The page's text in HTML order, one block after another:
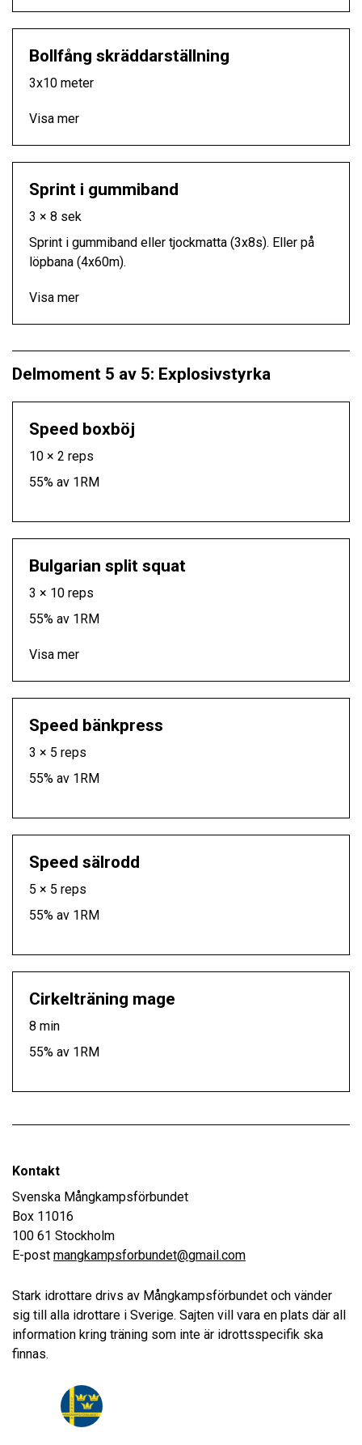
Bollfång skräddarställning
3x10 meter
Visa mer
Sprint i gummiband
3 × 8 sek
Sprint i gummiband eller tjockmatta (3x8s). Eller på
löpbana (4x60m).
Visa mer
Delmoment 5 av 5: Explosivstyrka
Speed boxböj
10 × 2 reps
55% av 1RM
Bulgarian split squat
3 × 10 reps
55% av 1RM
Visa mer
Speed bänkpress
3 × 5 reps
55% av 1RM
Speed sälrodd
5 × 5 reps
55% av 1RM
Cirkelträning mage
8 min
55% av 1RM
Kontakt
Svenska Mångkampsförbundet
Box 11016
100 61 Stockholm
E-post mangkampsforbundet@gmail.com
Stark idrottare drivs av Mångkampsförbundet och vänder
sig till alla idrottare i Sverige. Sajten vill vara en plats där all
information kring träning som inte är idrottsspecifik ska
finnas.